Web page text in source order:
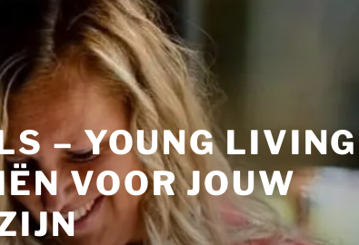
– YOUNG LIVING
VOOR JOUW